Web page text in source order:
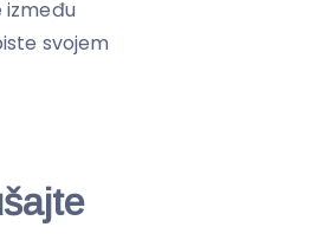
između
svojem